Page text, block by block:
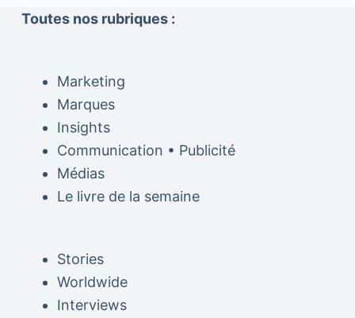
Toutes nos rubriques :
Marketing
Marques
Insights
Communication • Publicité
Médias
Le livre de la semaine
Stories
Worldwide
Interviews